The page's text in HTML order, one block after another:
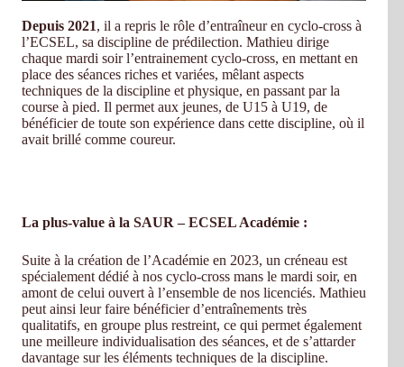
Depuis 2021, il a repris le rôle d’entraîneur en cyclo-cross à
l’ECSEL, sa discipline de prédilection. Mathieu dirige
chaque mardi soir l’entrainement cyclo-cross, en mettant en
place des séances riches et variées, mêlant aspects
techniques de la discipline et physique, en passant par la
course à pied. Il permet aux jeunes, de U15 à U19, de
bénéficier de toute son expérience dans cette discipline, où il
avait brillé comme coureur.
La plus-value à la SAUR – ECSEL Académie :
Suite à la création de l’Académie en 2023, un créneau est
spécialement dédié à nos cyclo-cross mans le mardi soir, en
amont de celui ouvert à l’ensemble de nos licenciés. Mathieu
peut ainsi leur faire bénéficier d’entraînements très
qualitatifs, en groupe plus restreint, ce qui permet également
une meilleure individualisation des séances, et de s’attarder
davantage sur les éléments techniques de la discipline.